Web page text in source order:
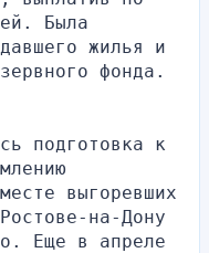
Была
жилья и
фонда.
подготовка к
выгоревших
на-Дону
Еще в апреле